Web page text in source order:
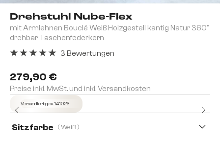
Drehstuhl Nube-Flex
mit Armlehnen Bouclé Weiß Holzgestell kantig Natur 360°
drehbar Taschenfederkern
279,90 €
Preise inkl. MwSt. und inkl. Versandkosten
3 Bewertungen
Versandfertig ca. 14.10.26
Sitzfarbe ( Weiß )